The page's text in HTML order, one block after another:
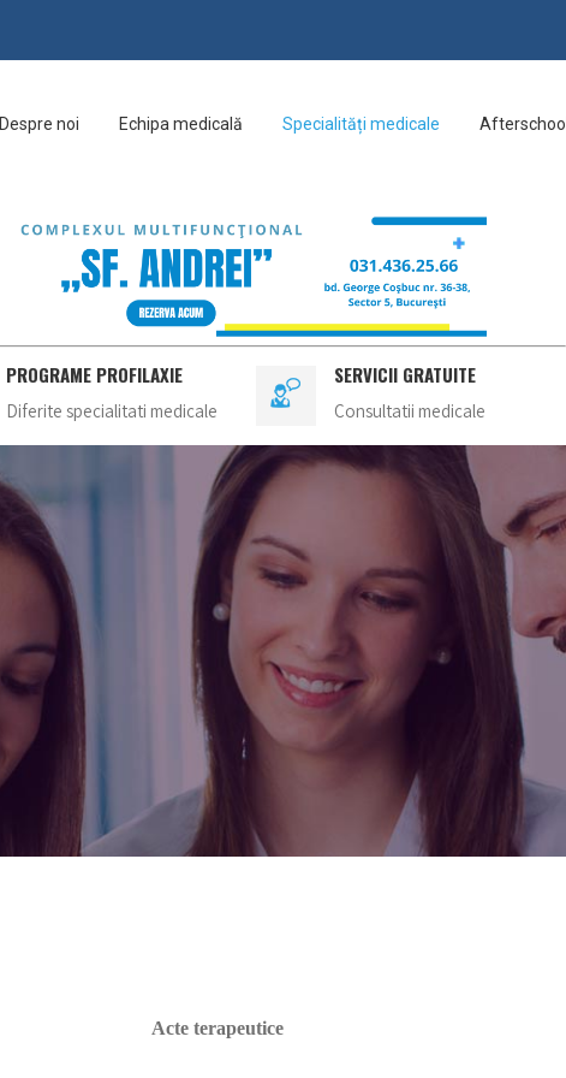
Despre noi Echipa medicală Specialități medicale Afterschool
PROGRAME PROFILAXIE
Diferite specialitati medicale
SERVICII GRATUITE
Consultatii medicale
Acte terapeutice